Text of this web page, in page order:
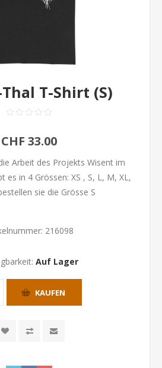
T-Shirt (S)
CHF 33.00
Arbeit des Projekts Wisent im
es in 4 Grössen: XS , S, L, M, XL,
sie die Grösse S
216098
Auf Lager
KAUFEN